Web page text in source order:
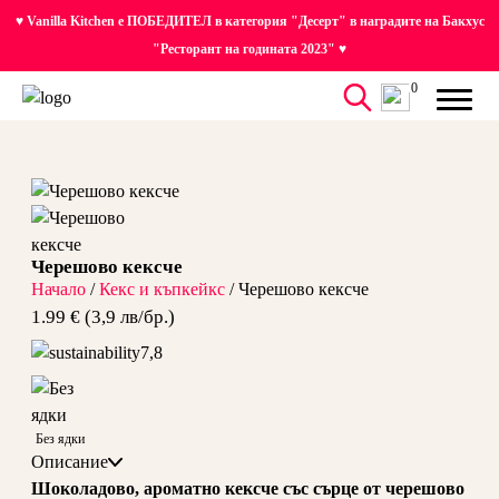
♥ Vanilla Kitchen е ПОБЕДИТЕЛ в категория "Десерт" в наградите на Бакхус
"Ресторант на годината 2023" ♥
0
Черешово кексче
Начало /Кекс и къпкейкс / Черешово кексче
1.99 € (3,9 лв/бр.)
7,8
Без ядки
Описание
Шоколадово, ароматно кексче със сърце от черешово